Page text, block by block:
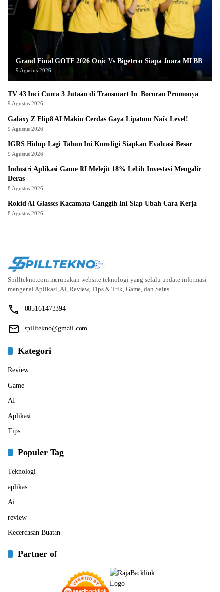
Grand Final GOTF 2026 Onic Vs Bigetron Siapa Juara MLBB
9 Agustus 2026
TV 43 Inci Cuma 3 Jutaan di Transmart Ini Bocoran Promonya
9 Agustus 2026
Galaxy Z Flip8 AI Makin Cerdas Gaya Lipatmu Naik Level!
9 Agustus 2026
IGRS Hidup Lagi Tahun Ini Komdigi Siapkan Evaluasi Besar
9 Agustus 2026
Industri Aplikasi Game RI Melejit 18% Lebih Investasi Mengalir
Deras
8 Agustus 2026
Rokid AI Glasses Kacamata Canggih Ini Siap Ubah Cara Kerja
8 Agustus 2026
Spilltekno.com merupakan website teknologi yang selalu update informasi
mengenai Aplikasi, AI, Review, Tips & Trik, Game, dan Sains.
085161473394
spilltekno@gmail.com
Kategori
Review
Game
AI
Aplikasi
Tips
Populer Tag
Teknologi
aplikasi
Ai
review
Kecerdasan Buatan
Partner of